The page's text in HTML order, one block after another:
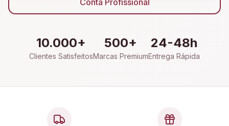
Conta Profissional
10.000+
Clientes Satisfeitos
500+
Marcas Premium
24-48h
Entrega Rápida